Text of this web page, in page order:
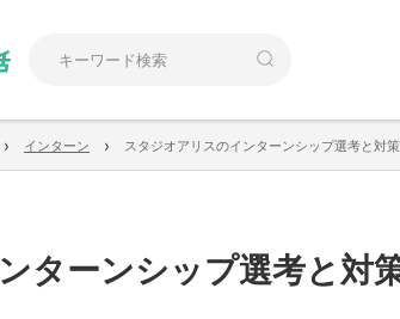
› インターン › スタジオアリスのインターンシップ選考と対策
ターンシップ選考と対